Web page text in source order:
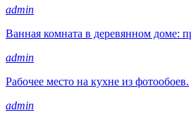
admin
Ванная комната в деревянном доме:
admin
Рабочее место на кухне из фотообоев.
admin